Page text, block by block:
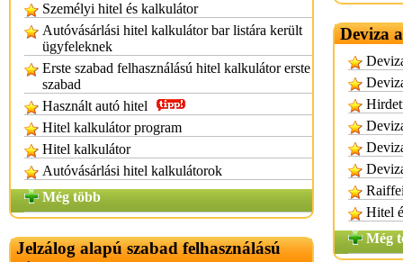
Személyi hitel és kalkulátor
Autóvásárlási hitel kalkulátor bar listára került
ügyfeleknek
Erste szabad felhasználású hitel kalkulátor erste
szabad
Használt autó hitel
Hitel kalkulátor program
Hitel kalkulátor
Autóvásárlási hitel kalkulátorok
Még több
Jelzálog alapú szabad felhasználású
Deviza
Hitel
Még